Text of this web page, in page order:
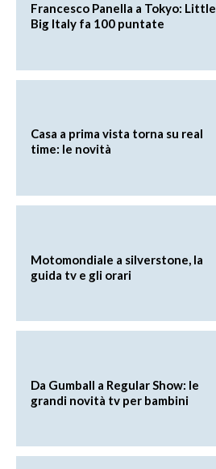
Francesco Panella a Tokyo: Little
Big Italy fa 100 puntate
Casa a prima vista torna su real
time: le novità
Motomondiale a silverstone, la
guida tv e gli orari
Da Gumball a Regular Show: le
grandi novità tv per bambini